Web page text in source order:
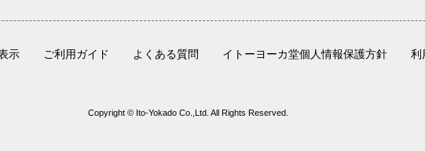
示 ご利用ガイド よくある質問 イトーヨーカ堂個人情報保護方針 利
Copyright © Ito-Yokado Co.,Ltd. All Rights Reserved.